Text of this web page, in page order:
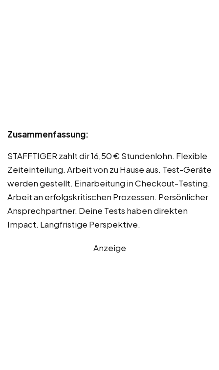
Zusammenfassung:
STAFFTIGER zahlt dir 16,50 € Stundenlohn. Flexible
Zeiteinteilung. Arbeit von zu Hause aus. Test-Geräte
werden gestellt. Einarbeitung in Checkout-Testing.
Arbeit an erfolgskritischen Prozessen. Persönlicher
Ansprechpartner. Deine Tests haben direkten
Impact. Langfristige Perspektive.
Anzeige